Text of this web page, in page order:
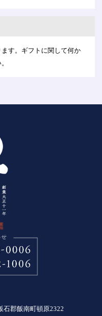
す。ギフトに関して何か
石郡飯南町頓原2322